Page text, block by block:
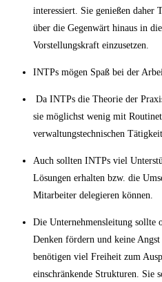
interessiert. Sie genießen daher
über die Gegenwärt hinaus in
Vorstellungskraft einzusetzen.
INTPs mögen Spaß bei der
Da INTPs die Theorie der
sie möglichst wenig mit
verwaltungstechnischen
Auch sollten INTPs viel
Lösungen erhalten bzw. die
Mitarbeiter delegieren können.
Die Unternehmensleitung sollte
Denken fördern und keine
benötigen viel Freiheit zum
einschränkende Strukturen. Sie